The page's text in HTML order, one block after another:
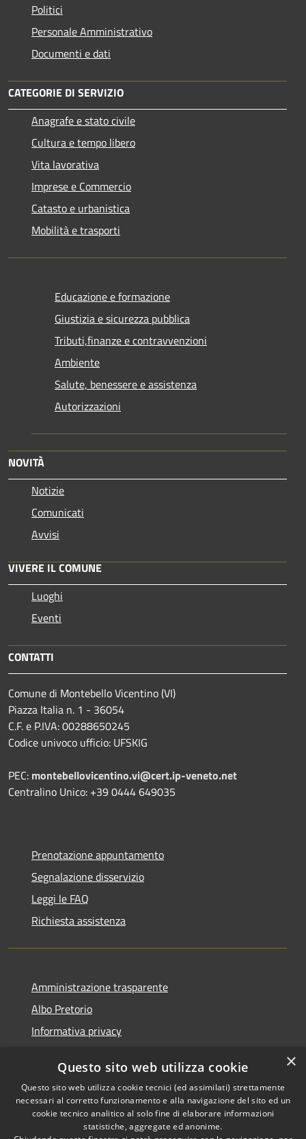
Politici
Personale Amministrativo
Documenti e dati
CATEGORIE DI SERVIZIO
Anagrafe e stato civile
Cultura e tempo libero
Vita lavorativa
Imprese e Commercio
Catasto e urbanistica
Mobilità e trasporti
Educazione e formazione
Giustizia e sicurezza pubblica
Tributi,finanze e contravvenzioni
Ambiente
Salute, benessere e assistenza
Autorizzazioni
NOVITÀ
Notizie
Comunicati
Avvisi
VIVERE IL COMUNE
Luoghi
Eventi
CONTATTI
Comune di Montebello Vicentino (VI)
Piazza Italia n. 1 - 36054
C.F. e P.IVA: 00288650245
Codice univoco ufficio: UFSKIG
PEC: montebellovicentino.vi@cert.ip-veneto.net
Centralino Unico: +39 0444 649035
Prenotazione appuntamento
Segnalazione disservizio
Leggi le FAQ
Richiesta assistenza
Amministrazione trasparente
Albo Pretorio
Informativa privacy
Dichiarazione di accessibilità
×
Questo sito web utilizza cookie
Questo sito web utilizza cookie tecnici (ed assimilati) strettamente
necessari al corretto funzionamento e alla navigazione del sito ed un
cookie tecnico analitico al solo fine di elaborare informazioni
statistiche, aggregate ed anonime.